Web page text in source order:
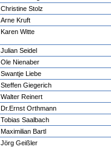
Christine Stolz
Arne Kruft
Karen Witte
Julian Seidel
Ole Nienaber
Swantje Liebe
Steffen Giegerich
Walter Reinert
Dr.Ernst Orthmann
Tobias Saalbach
Maximilian Bartl
Jörg Geißler